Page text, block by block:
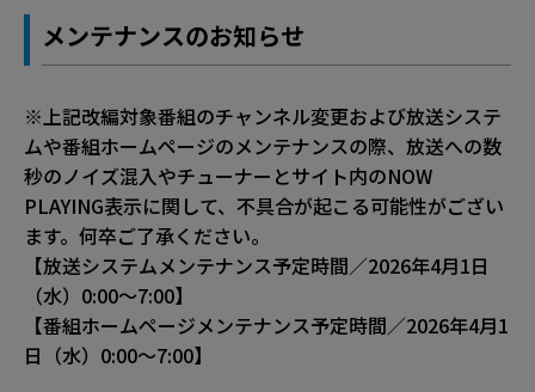
メンテナンスのお知らせ
※上記改編対象番組のチャンネル変更および放送システ
ムや番組ホームページのメンテナンスの際、放送への数
秒のノイズ混入やチューナーとサイト内のNOW
PLAYING表示に関して、不具合が起こる可能性がござい
ます。何卒ご了承ください。
【放送システムメンテナンス予定時間／2026年4月1日
（水）0:00～7:00】
【番組ホームページメンテナンス予定時間／2026年4月1
日（水）0:00～7:00】